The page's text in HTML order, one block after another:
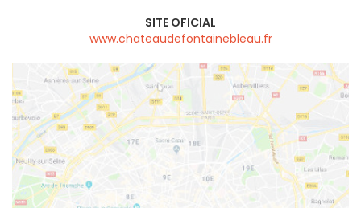
SITE OFICIAL
www.chateaudefontainebleau.fr